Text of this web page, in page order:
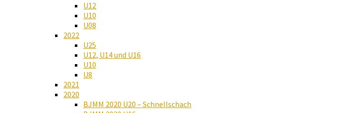
U12
U10
U08
2022
U25
U12, U14 und U16
U10
U8
2021
2020
BJMM 2020 U20 – Schnellschach